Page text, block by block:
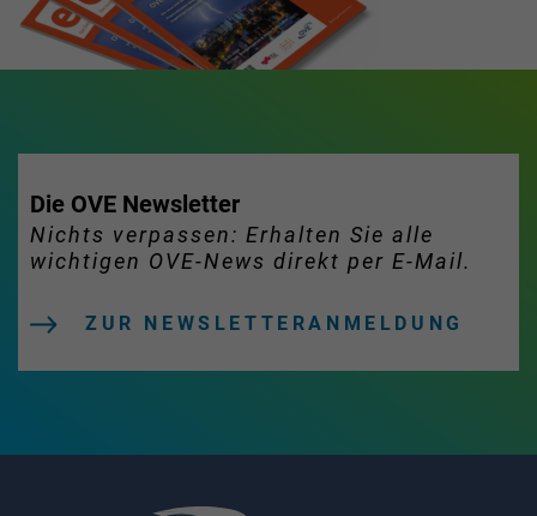
Die OVE Newsletter
Nichts verpassen: Erhalten Sie alle
wichtigen OVE-News direkt per E-Mail.
ZUR NEWSLETTERANMELDUNG